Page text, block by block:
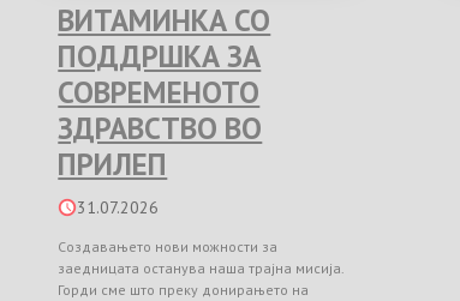
ВИТАМИНКА СО
ПОДДРШКА ЗА
СОВРЕМЕНОТО
ЗДРАВСТВО ВО
ПРИЛЕП
31.07.2026
Создавањето нови можности за
заедницата останува наша трајна мисија.
Горди сме што преку донирањето на